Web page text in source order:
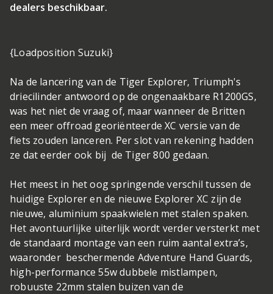
dealers beschikbaar.
{Loadposition Suzuki}
Na de lancering van de Tiger Explorer, Triumph's
driecilinder antwoord op de ongenaakbare R1200GS,
was het niet de vraag of, maar wanneer de Britten
een meer offroad georiënteerde XC versie van de
fiets zouden lanceren. Per slot van rekening hadden
ze dat eerder ook bij de Tiger 800 gedaan.
Het meest in het oog springende verschil tussen de
huidige Explorer en de nieuwe Explorer XC zijn de
nieuwe, aluminium spaakwielen met stalen spaken.
Het avontuurlijke uiterlijk wordt verder versterkt met
de standaard montage van een ruim aantal extra’s,
waaronder beschermende Adventure Hand Guards,
high-performance 55w dubbele mistlampen,
robuuste 22mm stalen buizen van de